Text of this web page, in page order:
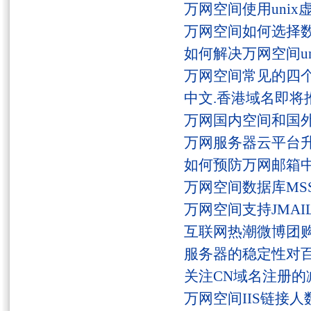
万网空间使用unix
万网空间如何选择
如何解决万网空间
万网空间常见的四
中文.香港域名即将
万网国内空间和国
万网服务器云平台
如何预防万网邮箱
万网空间数据库
万网空间支持
互联网热潮微博团
服务器的稳定性对
关注CN域名注册
万网空间IIS链接人